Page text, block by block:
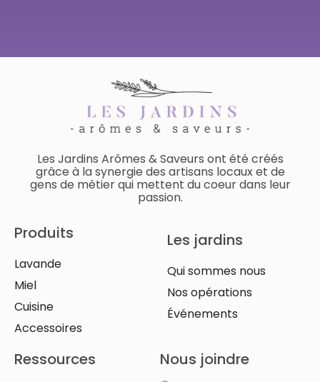
Les Jardins Arômes & Saveurs ont été créés
grâce à la synergie des artisans locaux et de
gens de métier qui mettent du coeur dans leur
passion.
Produits
Lavande
Miel
Cuisine
Accessoires
Les jardins
Qui sommes nous
Nos opérations
Événements
Ressources Nous joindre